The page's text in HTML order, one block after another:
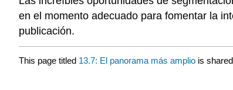
en el momento adecuado para fomentar la
publicación.
This page titled 13.7: El panorama más amplio is